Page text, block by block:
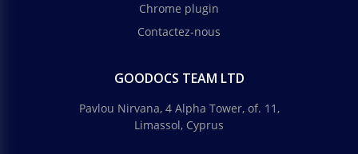
Chrome plugin
Contactez-nous
GOODOCS TEAM LTD
Pavlou Nirvana, 4 Alpha Tower, of. 11,
Limassol, Cyprus